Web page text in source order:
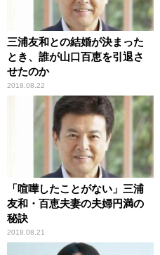
三浦友和との結婚が決まった
とき、誰が山口百恵を引退さ
せたのか
2018.08.22
「喧嘩したことがない」三浦
友和・百恵夫妻の夫婦円満の
秘訣
2018.08.21